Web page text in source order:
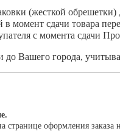
(жесткой
момент сдачи товара
с момента сдачи
Вашего города,
странице оформления